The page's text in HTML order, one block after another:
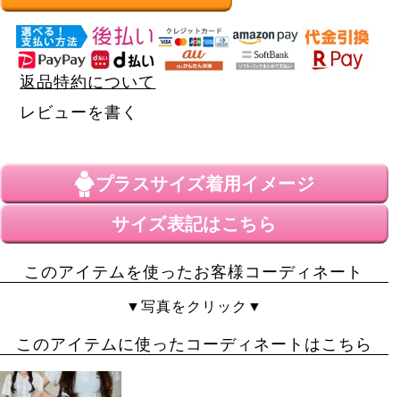
返品特約について
レビューを書く
プラスサイズ着用イメージ
サイズ表記はこちら
このアイテムを使ったお客様コーディネート
▼写真をクリック▼
このアイテムに使ったコーディネートはこちら